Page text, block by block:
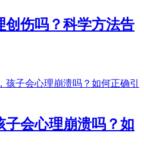
创伤吗？科学方法告
子会心理崩溃吗？如